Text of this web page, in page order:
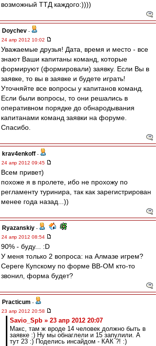
возможный ТТД каждого:))))
Doychev -
24 апр 2012 10:02
Уважаемые друзья! Дата, время и место - все
знают Ваши капитаны команд, которые
формируют (формировали) заявку. Если Вы в
заявке, то вы в заявке и будете играть!
Уточняйте все вопросы у капитанов команд.
Если были вопросы, то они решались в
оперативном порядке до обнародывания
капитанами команд заявки на форуме.
Спасибо.
krav4enkoff -
24 апр 2012 09:45
Всем привет)
похоже я в пролете, ибо не прохожу по
регламенту туринира, так как зарегистрирован
менее года назад...))
Ryazanskiy -
24 апр 2012 08:54
90% - буду... :D
У меня только 2 вопроса: на Алмазе игрем?
Сереге Купскому по форме ВВ-ОМ кто-то
звонил, форма будет?
Practicum -
23 апр 2012 20:58
Savio_Spb » 23 апр 2012 20:07
Макс, там ж вроде 14 человек должно быть в
заявке :) Ну мы обнаглели и 15 запулили. А
тут 23 :) Поделись инсайдом - КАК ?! :)